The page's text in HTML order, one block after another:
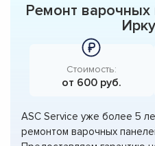
Ремонт варочных
Стоимость:
от 600 руб.
ASC Service уже более 5
ремонтом варочных